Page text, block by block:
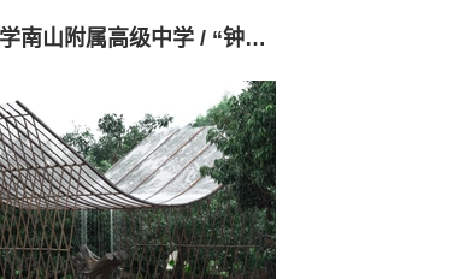
北京师范大学南山附属高级中学 / “钟中+钟波涛”工作室